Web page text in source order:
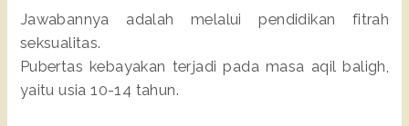
Jawabannya adalah melalui pendidikan fitrah
seksualitas.
Pubertas kebayakan terjadi pada masa aqil baligh,
yaitu usia 10-14 tahun.